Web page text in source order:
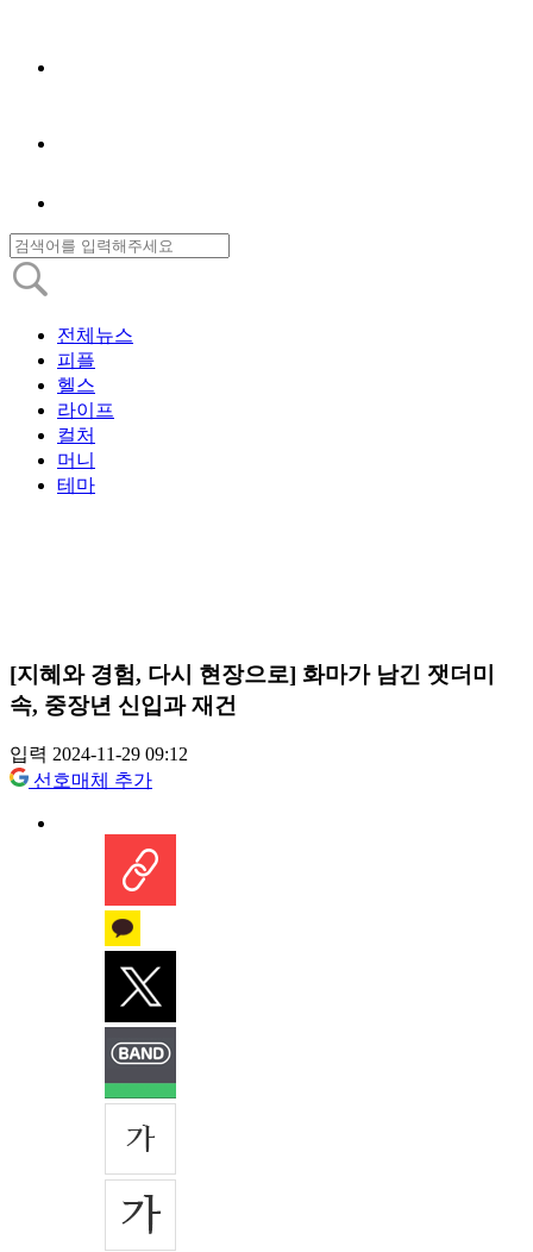
전체뉴스
피플
헬스
라이프
컬처
머니
테마
[지혜와 경험, 다시 현장으로] 화마가 남긴 잿더미
속, 중장년 신입과 재건
입력 2024-11-29 09:12
선호매체 추가